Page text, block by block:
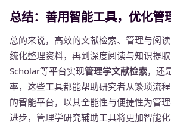
总结：善用智能工具，优化管
总的来说，高效的文献检索、管理与阅
统化整理资料，再到深度阅读与知识提
Scholar等平台实现管理学文献检索，还
率，这些工具都能帮助研究者从繁琐流
的智能平台，以其全能性与便捷性为管
进步，管理学研究辅助工具将更加智能